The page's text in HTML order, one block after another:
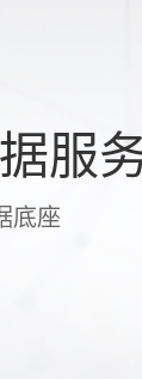
服
底座